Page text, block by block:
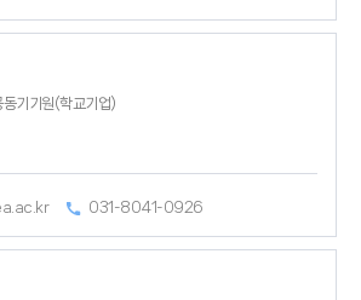
기기원(학교기업)
031-8041-0926